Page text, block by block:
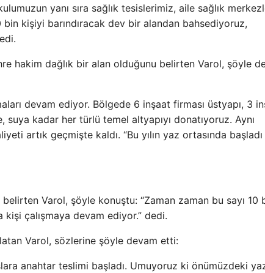
yanı sıra sağlık tesislerimiz, aile sağlık
kişiyi barındıracak dev bir alandan bahsediyoruz,
hakim dağlık bir alan olduğunu belirten Varol, şöyle
devam ediyor. Bölgede 6 inşaat firması üstyapı, 3
suya kadar her türlü temel altyapıyı donatıyoruz. Aynı
artık geçmişte kaldı. “Bu yılın yaz ortasında
belirten Varol, şöyle konuştu: “Zaman zaman bu sayı 10
çalışmaya devam ediyor.” dedi.
Varol, sözlerine şöyle devam etti:
anahtar teslimi başladı. Umuyoruz ki önümüzdeki